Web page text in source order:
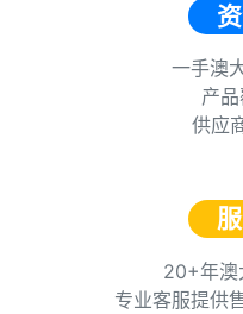
一手澳
产
供应
20+年澳
专业客服提供